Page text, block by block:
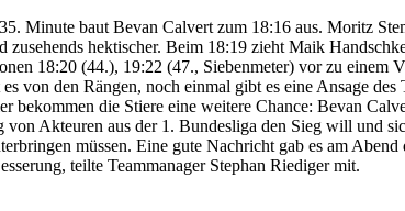
Minute baut Bevan Calvert zum 18:16 aus. Moritz
hektischer. Beim 18:19 zieht Maik
18:20 (44.), 19:22 (47., Siebenmeter) vor zu einem
von den Rängen, noch einmal gibt es eine Ansage
bekommen die Stiere eine weitere Chance: Bevan
Akteuren aus der 1. Bundesliga den Sieg will und
müssen. Eine gute Nachricht gab es am
teilte Teammanager Stephan Riediger mit.